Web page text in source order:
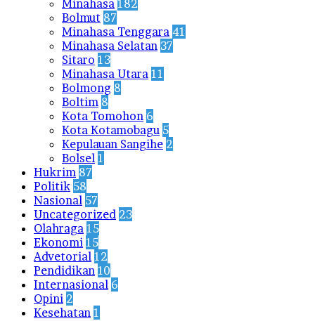
Minahasa 182
Bolmut 87
Minahasa Tenggara 41
Minahasa Selatan 37
Sitaro 13
Minahasa Utara 11
Bolmong 8
Boltim 8
Kota Tomohon 6
Kota Kotamobagu 5
Kepulauan Sangihe 2
Bolsel 1
Hukrim 87
Politik 58
Nasional 57
Uncategorized 23
Olahraga 15
Ekonomi 15
Advetorial 12
Pendidikan 10
Internasional 6
Opini 2
Kesehatan 1